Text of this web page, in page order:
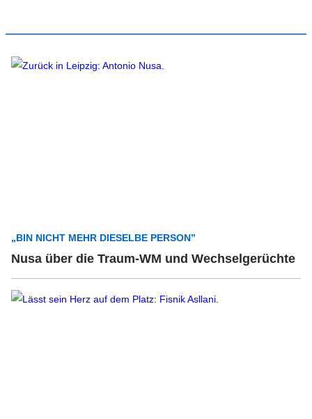
„BIN NICHT MEHR DIESELBE PERSON”
Nusa über die Traum-WM und Wechselgerüchte